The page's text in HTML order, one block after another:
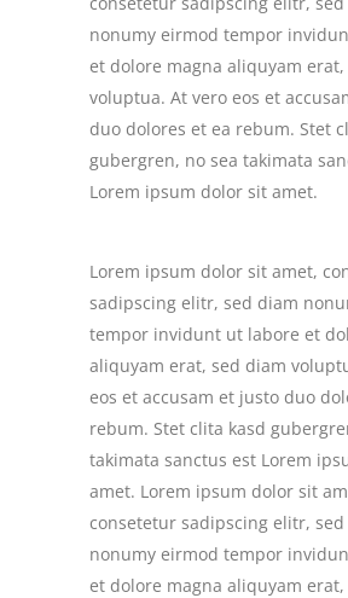
nonumy eirmod tempor
et dolore magna aliquyam
voluptua. At vero eos et
duo dolores et ea rebum. Stet
gubergren, no sea takimata
Lorem ipsum dolor sit amet.
Lorem ipsum dolor sit amet,
sadipscing elitr, sed diam
tempor invidunt ut labore et
aliquyam erat, sed diam
eos et accusam et justo duo
rebum. Stet clita kasd
takimata sanctus est Lorem
amet. Lorem ipsum dolor sit
consetetur sadipscing elitr,
nonumy eirmod tempor
et dolore magna aliquyam